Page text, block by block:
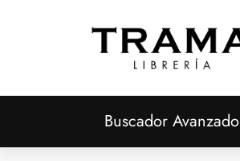
Buscador Avanzado